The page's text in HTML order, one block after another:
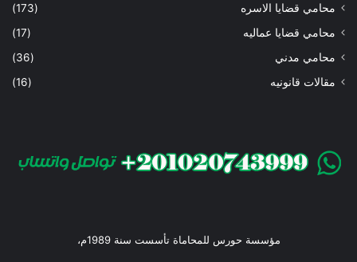
محامي قضايا الاسره
(173)
محامي قضايا عماليه
(17)
محامي مدني
(36)
مقالات قانونيه
(16)
مؤسسة حورس للمحاماة تأسست سنة 1989م،